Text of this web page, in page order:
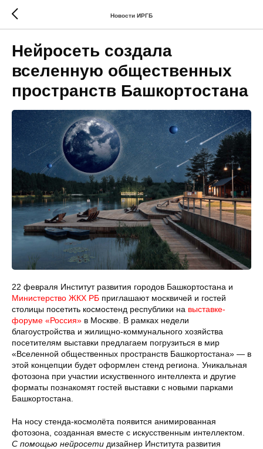
Новости ИРГБ
Нейросеть создала
вселенную общественных
пространств Башкортостана
22 февраля Институт развития городов Башкортостана и
Министерство ЖКХ РБ приглашают москвичей и гостей
столицы посетить космостенд республики на выставке-
форуме «Россия» в Москве. В рамках недели
благоустройства и жилищно-коммунального хозяйства
посетителям выставки предлагаем погрузиться в мир
«Вселенной общественных пространств Башкортостана» — в
этой концепции будет оформлен стенд региона. Уникальная
фотозона при участии искуственного интеллекта и другие
форматы познакомят гостей выставки с новыми парками
Башкортостана.
На носу стенда-космолёта появится анимированная
фотозона, созданная вместе с искусственным интеллектом.
С помощью нейросети дизайнер Института развития